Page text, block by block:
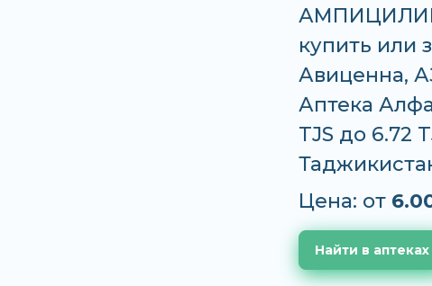
купить или
Авиценна,
Аптека
TJS до 6.72
Цена: от
Найти в аптеках